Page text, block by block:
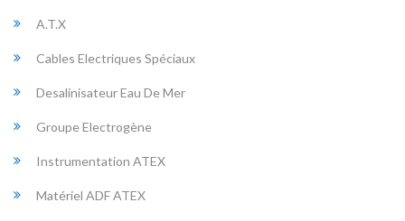
A.T.X
Cables Electriques Spéciaux
Desalinisateur Eau De Mer
Groupe Electrogène
Instrumentation ATEX
Matériel ADF ATEX